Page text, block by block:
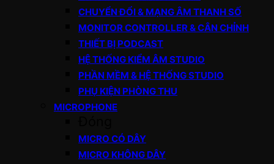
CHUYỂN ĐỔI & MẠNG ÂM THANH SỐ
MONITOR CONTROLLER & CÂN CHỈNH
THIẾT BỊ PODCAST
HỆ THỐNG KIỂM ÂM STUDIO
PHẦN MỀM & HỆ THỐNG STUDIO
PHỤ KIỆN PHÒNG THU
MICROPHONE
MICRO CÓ DÂY
MICRO KHÔNG DÂY